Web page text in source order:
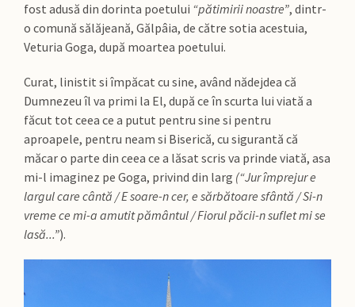
fost adusă din dorinta poetului “pătimirii noastre”, dintr-
o comună sălăjeană, Gălpâia, de către sotia acestuia,
Veturia Goga, după moartea poetului.
Curat, linistit si împăcat cu sine, având nădejdea că
Dumnezeu îl va primi la El, după ce în scurta lui viată a
făcut tot ceea ce a putut pentru sine si pentru
aproapele, pentru neam si Biserică, cu sigurantă că
măcar o parte din ceea ce a lăsat scris va prinde viată, asa
mi-l imaginez pe Goga, privind din larg (“Jur împrejur e
largul care cântă / E soare-n cer, e sărbătoare sfântă / Si-n
vreme ce mi-a amutit pământul / Fiorul păcii-n suflet mi se
lasă...”).